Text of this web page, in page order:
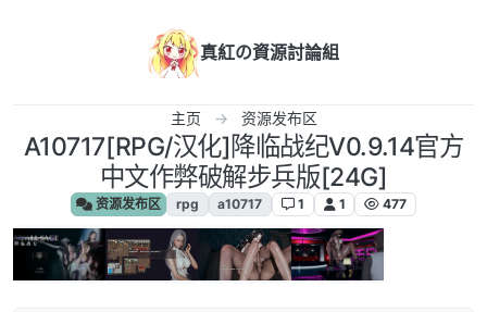
真紅の資源討論組
主页 资源发布区
A10717[RPG/汉化]降临战纪V0.9.14官方
中文作弊破解步兵版[24G]
资源发布区 rpg a10717 1 1 477